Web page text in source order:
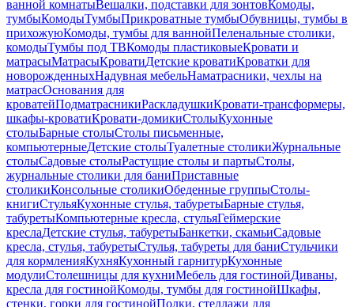
ванной комнатыВешалки, подставки для зонтовКомоды,
тумбыКомодыТумбыПрикроватные тумбыОбувницы, тумбы в
прихожуюКомоды, тумбы для ваннойПеленальные столики,
комодыТумбы под ТВКомоды пластиковыеКровати и
матрасыМатрасыКроватиДетские кроватиКроватки для
новорожденныхНадувная мебельНаматрасники, чехлы на
матрасОснования для
кроватейПодматрасникиРаскладушкиКровати-трансформеры,
шкафы-кроватиКровати-домикиСтолыКухонные
столыБарные столыСтолы письменные,
компьютерныеДетские столыТуалетные столикиЖурнальные
столыСадовые столыРастущие столы и партыСтолы,
журнальные столики для баниПриставные
столикиКонсольные столикиОбеденные группыСтолы-
книгиСтульяКухонные стулья, табуретыБарные стулья,
табуретыКомпьютерные кресла, стульяГеймерские
креслаДетские стулья, табуретыБанкетки, скамьиСадовые
кресла, стулья, табуретыСтулья, табуреты для баниСтульчики
для кормленияКухняКухонный гарнитурКухонные
модулиСтолешницы для кухниМебель для гостинойДиваны,
кресла для гостинойКомоды, тумбы для гостинойШкафы,
стенки, горки для гостинойПолки, стеллажи для